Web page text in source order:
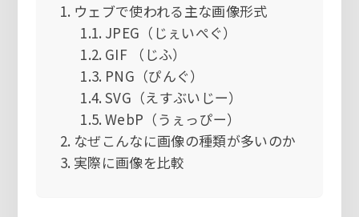
ウェブで使われる主な画像形式
JPEG（じぇいぺぐ）
GIF （じふ）
PNG（ぴんぐ）
SVG（えすぶいじー）
WebP（うぇっぴー）
なぜこんなに画像の種類が多いのか
実際に画像を比較